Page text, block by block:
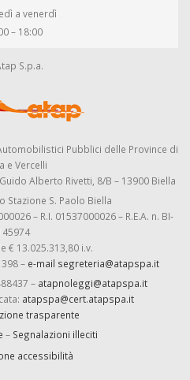
a venerdì
– 18:00
S.p.a.
Pubblici delle Province di
e Vercelli
Alberto Rivetti, 8/B – 13900 Biella
Stazione S. Paolo Biella
– R.I. 01537000026 – R.E.A. n. BI-
€ 13.025.313,80 i.v.
– e-mail segreteria@atapspa.it
– atapnoleggi@atapspa.it
atapspa@cert.atapspa.it
trasparente
– Segnalazioni illeciti
accessibilità